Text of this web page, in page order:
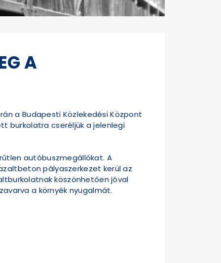
A
a Budapesti Közlekedési Központ
burkolatra cseréljük a jelenlegi
autóbuszmegállókat. A
pályaszerkezet kerül az
köszönhetően jóval
a környék nyugalmát.